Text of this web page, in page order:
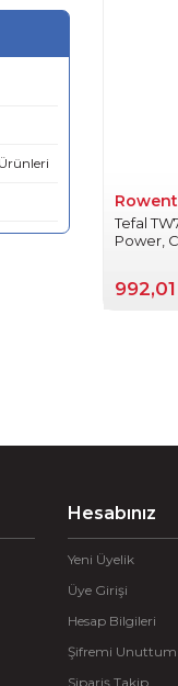
Tefal
Power,
Hesabınız
Yeni Üyelik
Üye Girişi
Hesap Bilgileri
Şifremi Unuttum
Sipariş Takip